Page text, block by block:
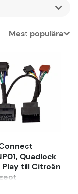
Mest populära
Quadlock
Play till Citroën